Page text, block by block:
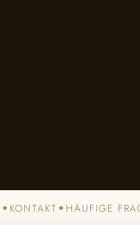
✦ KONTAKT✦ HÄUFIGE